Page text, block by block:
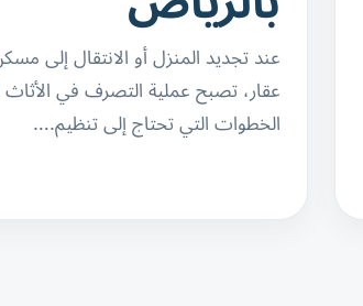
عند تجديد المنزل أو الانتقال إلى
عقار، تصبح عملية التصرف في الأثاث
الخطوات التي تحتاج إلى تنظيم.…